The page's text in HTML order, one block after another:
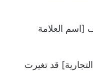
[اسم العلامة
قد تغيرت